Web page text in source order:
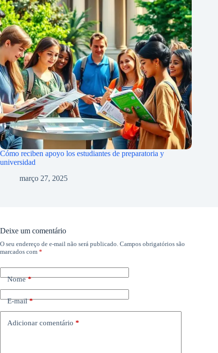
Cómo reciben apoyo los estudiantes de preparatoria y
universidad
março 27, 2025
Deixe um comentário
O seu endereço de e-mail não será publicado. Campos obrigatórios são
marcados com *
Nome*
E-mail*
Adicionar comentário *